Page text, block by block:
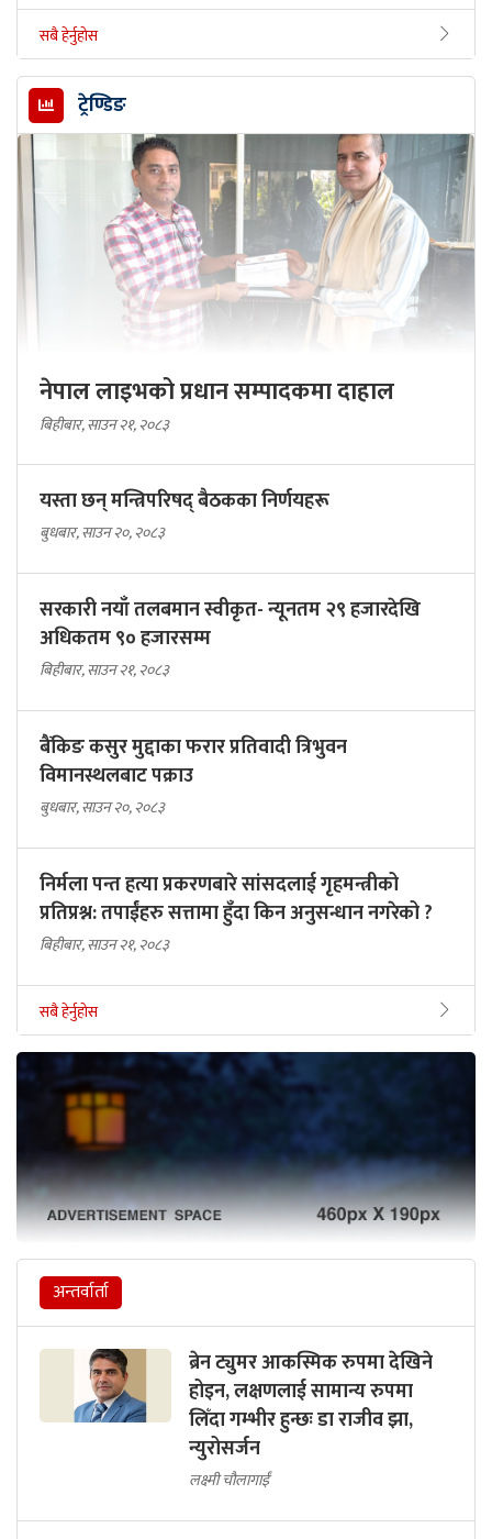
सबै हेर्नुहोस
ट्रेण्डिङ
नेपाल लाइभको प्रधान सम्पादकमा दाहाल
बिहीबार, साउन २१, २०८३
यस्ता छन् मन्त्रिपरिषद् बैठकका निर्णयहरू
बुधबार, साउन २०, २०८३
सरकारी नयाँ तलबमान स्वीकृत- न्यूनतम २९ हजारदेखि
अधिकतम ९० हजारसम्म
बिहीबार, साउन २१, २०८३
बैंकिङ कसुर मुद्दाका फरार प्रतिवादी त्रिभुवन
विमानस्थलबाट पक्राउ
बुधबार, साउन २०, २०८३
निर्मला पन्त हत्या प्रकरणबारे सांसदलाई गृहमन्त्रीको
प्रतिप्रश्न: तपाईंहरु सत्तामा हुँदा किन अनुसन्धान नगरेको ?
बिहीबार, साउन २१, २०८३
सबै हेर्नुहोस
अन्तर्वार्ता
ब्रेन ट्युमर आकस्मिक रुपमा देखिने
होइन, लक्षणलाई सामान्य रुपमा
लिँदा गम्भीर हुन्छः डा राजीव झा,
न्युरोसर्जन
लक्ष्मी चौलागाईं